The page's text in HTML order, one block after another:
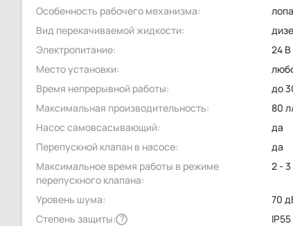
Особенность рабочего механизма:
Вид перекачиваемой жидкости:
Электропитание:
24 В
Место установки:
Время непрерывной работы:
до
Максимальная производительность:
80
Насос самовсасывающий:
да
Перепускной клапан в насосе:
да
Максимальное время работы в режиме
перепускного клапана:
2 -
Уровень шума:
70
Степень защиты: ?
IP55